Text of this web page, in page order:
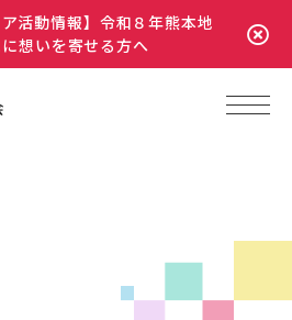
活動情報】令和８年熊本地
想いを寄せる方へ